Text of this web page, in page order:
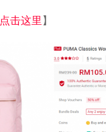
点击这里】